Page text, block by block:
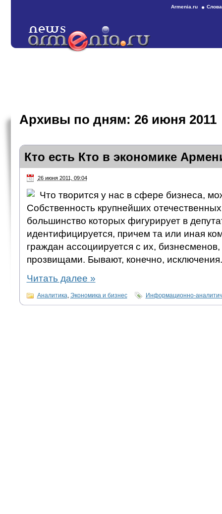
Armenia.ru
Архивы по дням: 26 июня 2011
Кто есть Кто в экономике
26 июня 2011, 09:04
Что творится у нас в сфере бизнеса,
Собственность крупнейших
большинство которых фигурирует в
идентифицируется, причем та или иная
граждан ассоциируется с их,
прозвищами. Бывают, конечно, исключения.
Читать далее »
Аналитика Экономика и бизнес Информационно-